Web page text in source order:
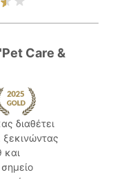
Care &
διαθέτει
και